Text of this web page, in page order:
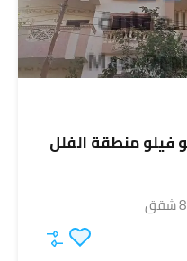
فيلو منطقة الفلل